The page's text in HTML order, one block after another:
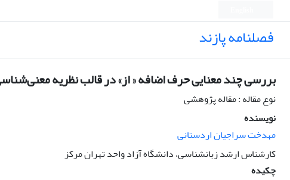
فصلنامه پازند
بررسی چند معنایی حرف اضافه « از» در قالب نظریه
نوع مقاله : مقاله پژوهشی
نویسنده
مهدخت سراجیان اردستانی
کارشناس ارشد زبانشناسی، دانشگاه آزاد واحد تهران مرکز
چکیده